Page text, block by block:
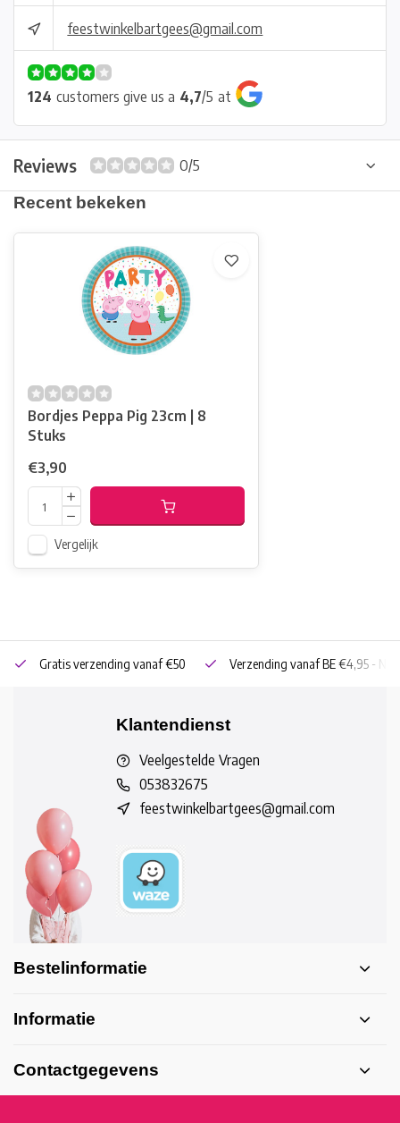
feestwinkelbartgees@gmail.com
124 customers give us a 4,7/5 at
Reviews
0/5
Recent bekeken
Bordjes Peppa Pig 23cm | 8
Stuks
€3,90
Vergelijk
Gratis verzending vanaf €50 Verzending vanaf BE €4,95 - NL
Klantendienst
Veelgestelde Vragen
053832675
feestwinkelbartgees@gmail.com
Bestelinformatie
Informatie
Contactgegevens